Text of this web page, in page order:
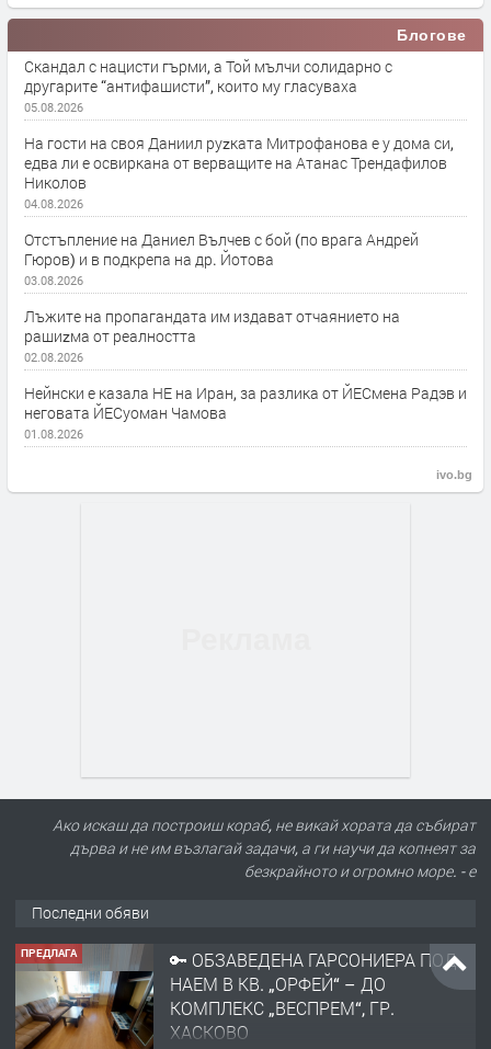
Блогове
Скандал с нацисти гърми, а Той мълчи солидарно с
другарите “антифашисти”, които му гласуваха
05.08.2026
На гости на своя Даниил руzката Митрофанова е у дома си,
едва ли е освиркана от верващите на Атанас Трендафилов
Николов
04.08.2026
Отстъпление на Даниел Вълчев с бой (по врага Андрей
Гюров) и в подкрепа на др. Йотова
03.08.2026
Лъжите на пропагандата им издават отчаянието на
рашиzма от реалността
02.08.2026
Нейнски е казала НЕ на Иран, за разлика от ЙЕСмена Радэв и
неговата ЙЕСуоман Чамова
01.08.2026
ivo.bg
Ако искаш да построиш кораб, не викай хората да събират
дърва и не им възлагай задачи, а ги научи да копнеят за
безкрайното и огромно море. - е
Последни обяви
ПРЕДЛАГА
🔑 ОБЗАВЕДЕНА ГАРСОНИЕРА ПОД
НАЕМ В КВ. „ОРФЕЙ“ – ДО
КОМПЛЕКС „ВЕСПРЕМ“, ГР.
ХАСКОВО